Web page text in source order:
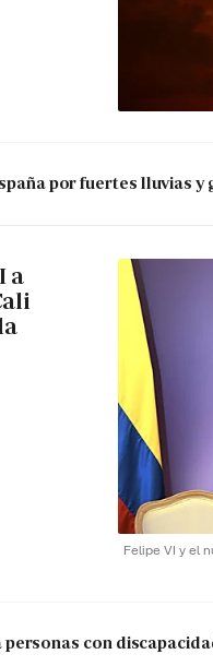
por fuertes lluvias
Felipe VI y el
a
personas con